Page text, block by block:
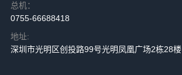
总机：
0755-66688418
地址:
深圳市光明区创投路99号光明凤凰广场2栋28楼